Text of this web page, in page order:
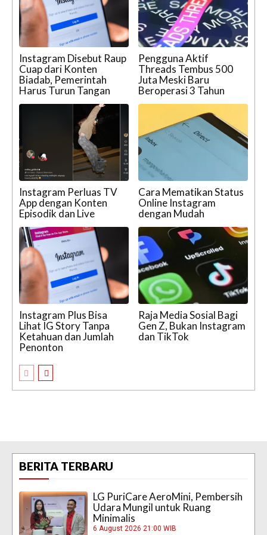
Instagram Disebut Raup
Cuap dari Konten
Biadab, Pemerintah
Harus Turun Tangan
Pengguna Aktif
Threads Tembus 500
Juta Meski Baru
Beroperasi 3 Tahun
Instagram Perluas TV
App dengan Konten
Episodik dan Live
Cara Mematikan Status
Online Instagram
dengan Mudah
Instagram Plus Bisa
Lihat IG Story Tanpa
Ketahuan dan Jumlah
Penonton
Raja Media Sosial Bagi
Gen Z, Bukan Instagram
dan TikTok
BERITA TERBARU
LG PuriCare AeroMini, Pembersih
Udara Mungil untuk Ruang
Minimalis
6 August 2026 21:00 WIB